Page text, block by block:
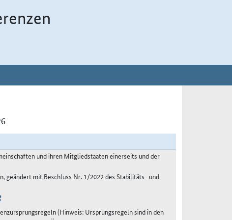
und ihren Mitgliedstaaten einerseits und der
geändert mit Beschluss Nr. 1/2022 des Stabilitäts- und
(Hinweis: Ursprungsregeln sind in den